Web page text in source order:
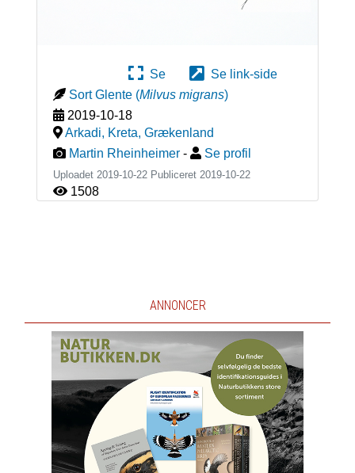
Se
Se link-side
Sort Glente (Milvus migrans)
2019-10-18
Arkadi, Kreta, Grækenland
Martin Rheinheimer - Se profil
Uploadet 2019-10-22 Publiceret 2019-10-22
1508
ANNONCER